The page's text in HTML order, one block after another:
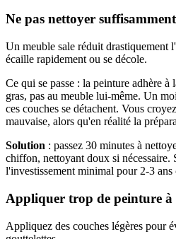
Ne pas nettoyer suffisamment
Un meuble sale réduit drastiquement
écaille rapidement ou se décole.
Ce qui se passe : la peinture adhère à
gras, pas au meuble lui-même. Un
ces couches se détachent. Vous
mauvaise, alors qu'en réalité la
Solution : passez 30 minutes à
chiffon, nettoyant doux si nécessaire.
l'investissement minimal pour 2-3 ans
Appliquer trop de peinture à
Appliquez des couches légères pour